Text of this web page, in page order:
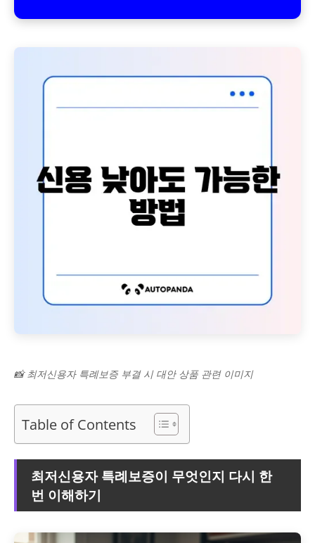
📸 최저신용자 특례보증 부결 시 대안 상품 관련 이미지
Table of Contents
최저신용자 특례보증이 무엇인지 다시 한
번 이해하기